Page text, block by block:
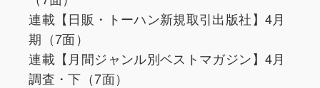
連載【日販・トーハン新規取引出版社】4月
期（7面）
連載【月間ジャンル別ベストマガジン】4月
調査・下（7面）